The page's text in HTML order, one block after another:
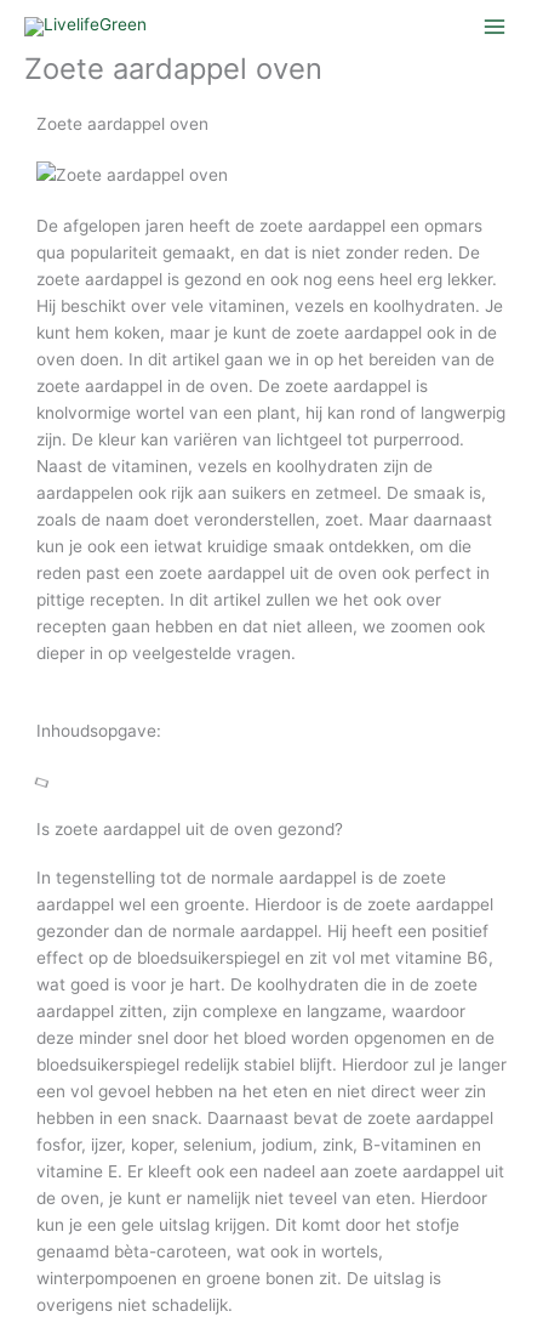
naar
Zoete aardappel oven
Zoete aardappel oven
De afgelopen jaren heeft de zoete aardappel een opmars
qua populariteit gemaakt, en dat is niet zonder reden. De
zoete aardappel is gezond en ook nog eens heel erg lekker.
Hij beschikt over vele vitaminen, vezels en koolhydraten. Je
kunt hem koken, maar je kunt de zoete aardappel ook in de
oven doen. In dit artikel gaan we in op het bereiden van de
zoete aardappel in de oven. De zoete aardappel is
knolvormige wortel van een plant, hij kan rond of langwerpig
zijn. De kleur kan variëren van lichtgeel tot purperrood.
Naast de vitaminen, vezels en koolhydraten zijn de
aardappelen ook rijk aan suikers en zetmeel. De smaak is,
zoals de naam doet veronderstellen, zoet. Maar daarnaast
kun je ook een ietwat kruidige smaak ontdekken, om die
reden past een zoete aardappel uit de oven ook perfect in
pittige recepten. In dit artikel zullen we het ook over
recepten gaan hebben en dat niet alleen, we zoomen ook
dieper in op veelgestelde vragen.
Inhoudsopgave:
Is zoete aardappel uit de oven gezond?
In tegenstelling tot de normale aardappel is de zoete
aardappel wel een groente. Hierdoor is de zoete aardappel
gezonder dan de normale aardappel. Hij heeft een positief
effect op de bloedsuikerspiegel en zit vol met vitamine B6,
wat goed is voor je hart. De koolhydraten die in de zoete
aardappel zitten, zijn complexe en langzame, waardoor
deze minder snel door het bloed worden opgenomen en de
bloedsuikerspiegel redelijk stabiel blijft. Hierdoor zul je langer
een vol gevoel hebben na het eten en niet direct weer zin
hebben in een snack. Daarnaast bevat de zoete aardappel
fosfor, ijzer, koper, selenium, jodium, zink, B-vitaminen en
vitamine E. Er kleeft ook een nadeel aan zoete aardappel uit
de oven, je kunt er namelijk niet teveel van eten. Hierdoor
kun je een gele uitslag krijgen. Dit komt door het stofje
genaamd bèta-caroteen, wat ook in wortels,
winterpompoenen en groene bonen zit. De uitslag is
overigens niet schadelijk.